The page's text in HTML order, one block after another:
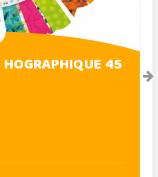
45